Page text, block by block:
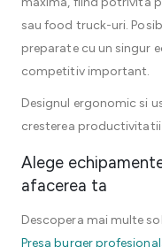
sau food truck-uri.
preparate cu un singur
competitiv important.
Designul ergonomic si
cresterea
Alege
afacerea ta
Descopera mai multe
Presa burger